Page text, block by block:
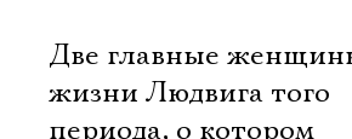
Две главные
жизни Людвига того
периода, о котором
Электропочта